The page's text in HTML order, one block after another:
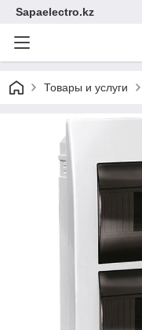
Sapaelectro.kz
Товары и услуги